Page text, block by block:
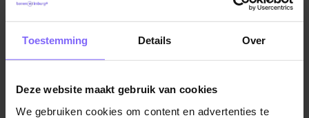
Toestemming Details Over
Deze website maakt gebruik van cookies
We gebruiken cookies om content en advertenties te
het begin- naar het eindpunt. Of je nu vrachtwagen-,
dat het transport soepel verloopt. Alles moet op tijd
en veilig aankomen. Je maakt deel uit van het
planners en coördinatoren.